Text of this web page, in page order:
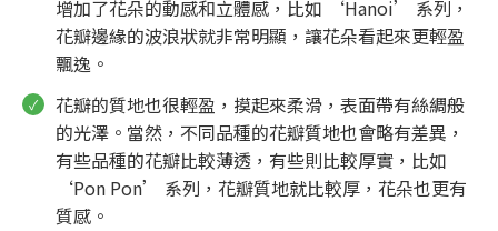
增加了花朵的動感和立體感，比如 ‘Hanoi’ 系列，
花瓣邊緣的波浪狀就非常明顯，讓花朵看起來更輕盈
飄逸。
花瓣的質地也很輕盈，摸起來柔滑，表面帶有絲綢般
的光澤。當然，不同品種的花瓣質地也會略有差異，
有些品種的花瓣比較薄透，有些則比較厚實，比如
‘Pon Pon’ 系列，花瓣質地就比較厚，花朵也更有
質感。